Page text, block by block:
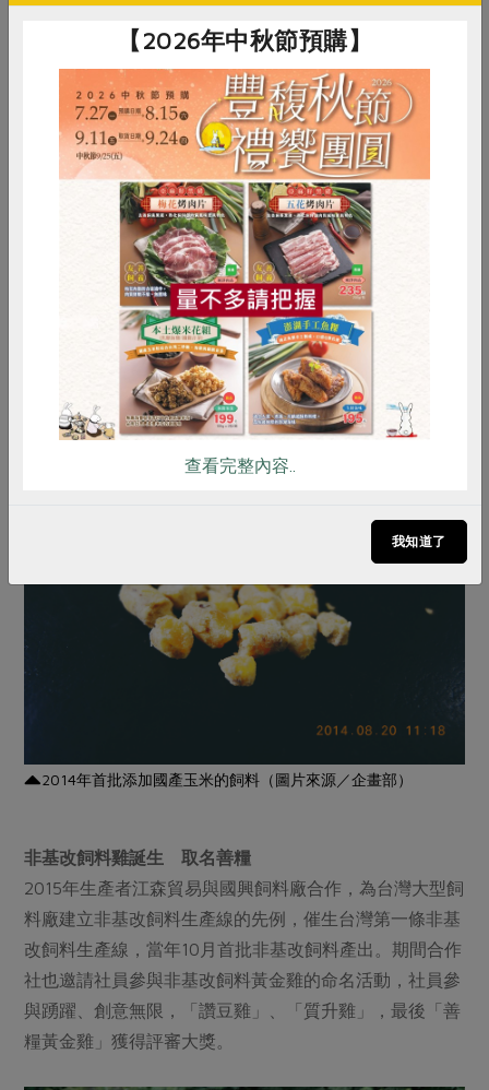
陳柏吟的這句話，也說出了合作社長久以來的理想。從非
基改到國產糧，這一路上，合作社與生產者的合作關係早
已超越買賣，而成為共同實踐的夥伴。
集共好之力合作社的十年
善糧足跡
信念啟動 非基改飼料的嘗試
2014年主婦聯盟合作社展開「家禽飼料配方使用國產品計
畫」期待能透過國產玉米替代進口基改玉米，提升台灣糧
食自給率，目標比例為10%。該批共使用1.8公噸國產玉
米，但產線遇到許多難以克服的問題，飼料廠無法繼續配
2014年首批添加國產玉米的飼料（圖片來源／企畫部）
非基改飼料雞誕生 取名善糧
2015年生產者江森貿易與國興飼料廠合作，為台灣大型飼
料廠建立非基改飼料生產線的先例，催生台灣第一條非基
改飼料生產線，當年10月首批非基改飼料產出。期間合作
社也邀請社員參與非基改飼料黃金雞的命名活動，社員參
與踴躍、創意無限，「讚豆雞」、「質升雞」，最後「善
糧黃金雞」獲得評審大獎。
RPET 食譜 減硝酸鹽
雞蛋 食安 共同購買
【2026年中秋節預購】
查看完整內容..
我知道了